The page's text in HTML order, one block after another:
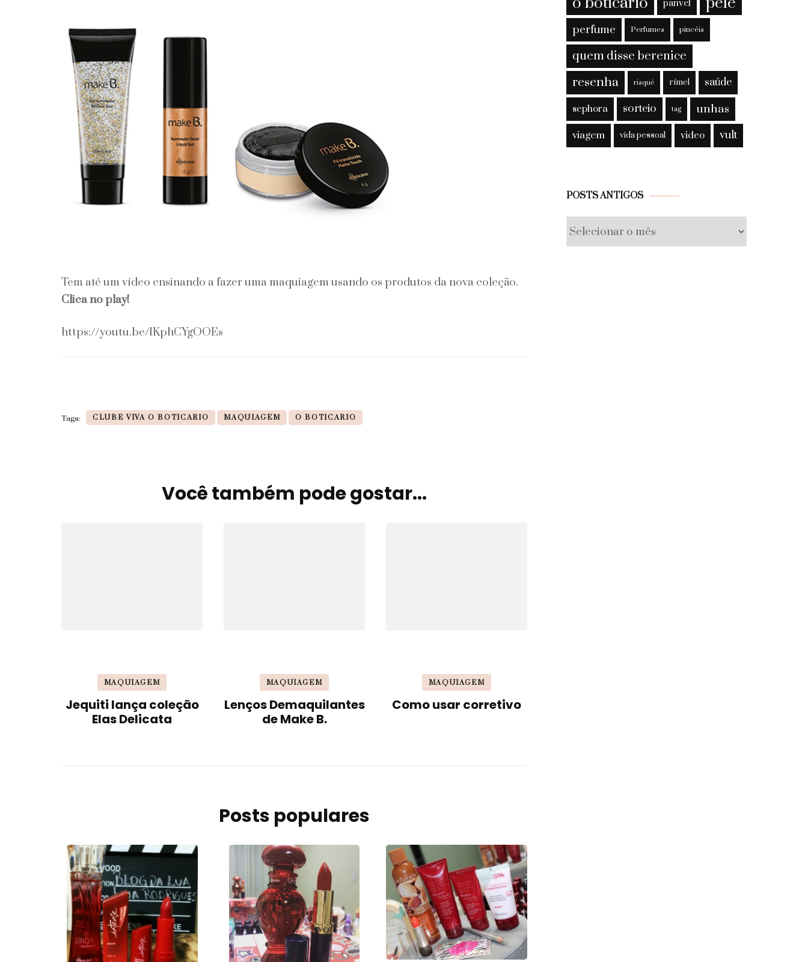
Tem até um vídeo ensinando a fazer uma maquiagem usando os produtos da nova coleção.
Clica no play!
https://youtu.be/1KphCYgOOEs
Tags: CLUBE VIVA O BOTICARIO MAQUIAGEM O BOTICARIO
Você também pode gostar...
MAQUIAGEM
Jequiti lança coleção
Elas Delicata
MAQUIAGEM
Lenços Demaquilantes
de Make B.
MAQUIAGEM
Como usar corretivo
Posts populares
panvel
perfume Perfumes pincéis
quem disse berenice
resenha risqué rímel saúde
sephora sorteio tag unhas
viagem vida pessoal video vult
POSTS ANTIGOS
Posts